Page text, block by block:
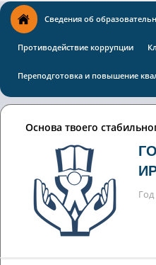
Сведения об
Противодействие коррупции
Переподготовка и повышение
Основа твоего